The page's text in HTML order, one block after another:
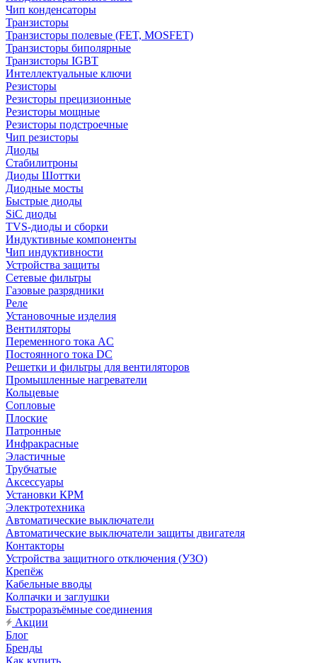
Чип конденсаторы
Транзисторы
Транзисторы полевые (FET, MOSFET)
Транзисторы биполярные
Транзисторы IGBT
Интеллектуальные ключи
Резисторы
Резисторы прецизионные
Резисторы мощные
Резисторы подстроечные
Чип резисторы
Диоды
Стабилитроны
Диоды Шоттки
Диодные мосты
Быстрые диоды
SiC диоды
TVS-диоды и сборки
Индуктивные компоненты
Чип индуктивности
Устройства защиты
Сетевые фильтры
Газовые разрядники
Реле
Установочные изделия
Вентиляторы
Переменного тока AC
Постоянного тока DC
Решетки и фильтры для вентиляторов
Промышленные нагреватели
Кольцевые
Сопловые
Плоские
Патронные
Инфракрасные
Эластичные
Трубчатые
Аксессуары
Установки КРМ
Электротехника
Автоматические выключатели
Автоматические выключатели защиты двигателя
Контакторы
Устройства защитного отключения (УЗО)
Крепёж
Кабельные вводы
Колпачки и заглушки
Быстроразъёмные соединения
Акции
Блог
Бренды
Как купить